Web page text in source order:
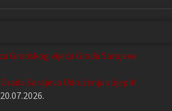
Gradskog vijeća Grada Sarajeva
Sarajeva Udruženju slijepih
20.07.2026.